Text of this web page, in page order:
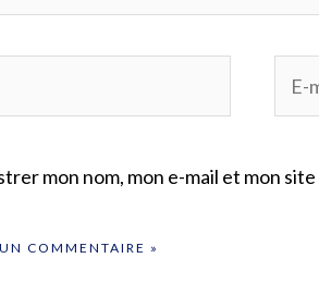
mail*
mon nom, mon e-mail et mon